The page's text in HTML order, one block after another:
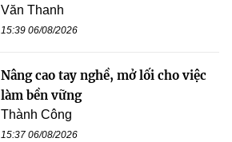
Văn Thanh
15:39 06/08/2026
Nâng cao tay nghề, mở lối cho việc
làm bền vững
Thành Công
15:37 06/08/2026